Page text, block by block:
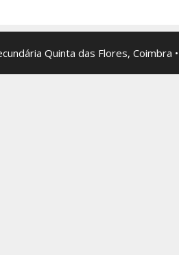
Quinta das Flores, Coimbra